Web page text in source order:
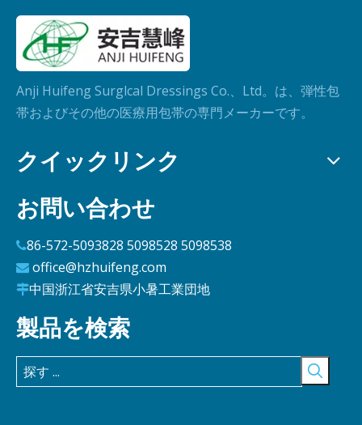
Anji Huifeng Surglcal Dressings Co.、Ltd。は、弾性包
帯およびその他の医療用包帯の専門メーカーです。
クイックリンク
お問い合わせ
86-572-5093828 5098528 5098538
 office@hzhuifeng.com
中国浙江省安吉県小暑工業団地
製品を検索